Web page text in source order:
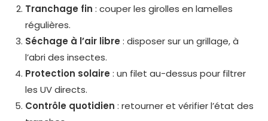
Tranchage fin : couper les girolles en lamelles
régulières.
Séchage à l’air libre : disposer sur un grillage, à
l’abri des insectes.
Protection solaire : un filet au-dessus pour filtrer
les UV directs.
Contrôle quotidien : retourner et vérifier l’état des